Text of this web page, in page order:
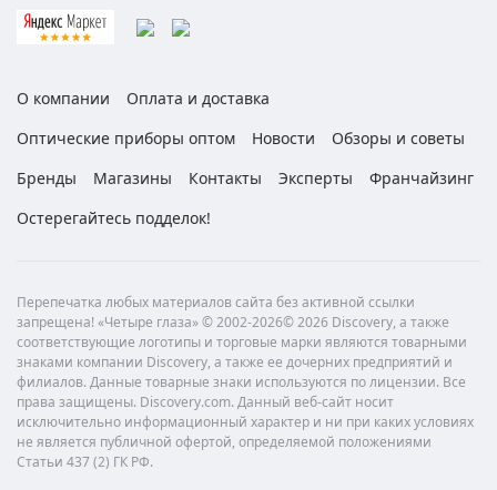
О компании
Оплата и доставка
Оптические приборы оптом
Новости
Обзоры и советы
Бренды
Магазины Контакты Эксперты
Франчайзинг
Остерегайтесь подделок!
Перепечатка любых материалов сайта без активной ссылки
запрещена! «Четыре глаза» © 2002-2026© 2026 Discovery, а также
соответствующие логотипы и торговые марки являются товарными
знаками компании Discovery, а также ее дочерних предприятий и
филиалов. Данные товарные знаки используются по лицензии. Все
права защищены. Discovery.com. Данный веб-сайт носит
исключительно информационный характер и ни при каких условиях
не является публичной офертой, определяемой положениями
Статьи 437 (2) ГК РФ.